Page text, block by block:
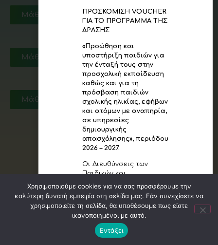
Μάθετε περισσότερα
Παιδικοί Σταθμοί
Δ.Ε Ζεφυρίου
Μάθετε περισσότερα
Παιδικοί Σταθμοί
Δ.Ε Άνω Λιόσια
Μάθετε περισσότερα
© 2026 Δήμος Φυλής. All Copyrights Reserved
Χρησιμοποιούμε cookies για να σας προσφέρουμε την
καλύτερη δυνατή εμπειρία στη σελίδα μας. Εάν συνεχίσετε να
χρησιμοποιείτε τη σελίδα, θα υποθέσουμε πως είστε
ικανοποιημένοι με αυτό.
Εντάξει
ΠΡΟΣΚΟΜΙΣΗ VOUCHER
ΓΙΑ ΤΟ ΠΡΟΓΡΑΜΜΑ ΤΗΣ
ΔΡΑΣΗΣ
«Προώθηση και
υποστήριξη παιδιών για
την ένταξή τους στην
προσχολική εκπαίδευση
καθώς και για τη
πρόσβαση παιδιών
σχολικής ηλικίας, εφήβων
και ατόμων με αναπηρία,
σε υπηρεσίες
δημιουργικής
απασχόλησης», περιόδου
2026 – 2027.
Οι Διευθύνσεις των
Παιδικών και
Βρεφονηπιακών Σταθμών
των Δημοτικών Ενοτήτων
Άνω Λιοσίων, Ζεφυρίου &
Φυλής (Χασιά)
ενημερώνουν τους
ενδιαφερόμενους γονείς
και κηδεμόνες ότι,